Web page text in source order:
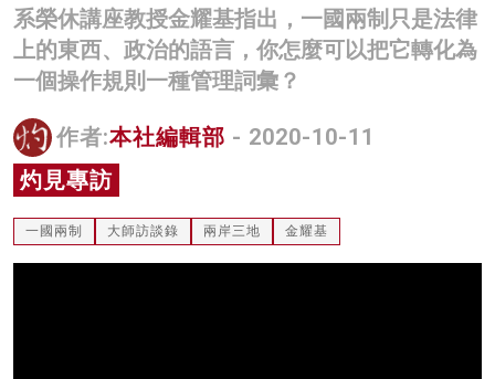
灼見活動
關於我們
系榮休講座教授金耀基指出，一國兩制只是法律
上的東西、政治的語言，你怎麼可以把它轉化為
一個操作規則一種管理詞彙？
作者:本社編輯部 - 2020-10-11
灼見專訪
一國兩制 大師訪談錄 兩岸三地 金耀基